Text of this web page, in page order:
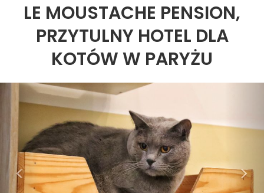
LE MOUSTACHE PENSION,
PRZYTULNY HOTEL DLA
KOTÓW W PARYŻU
< >